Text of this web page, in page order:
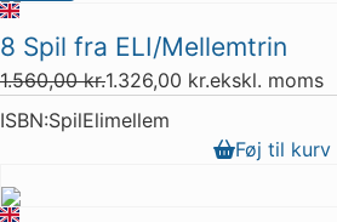
Tilbud
8 Spil fra ELI/Mellemtrin
1.560,00kr.1.326,00 kr.ekskl. moms
ISBN:SpilElimellem
Føj til kurv